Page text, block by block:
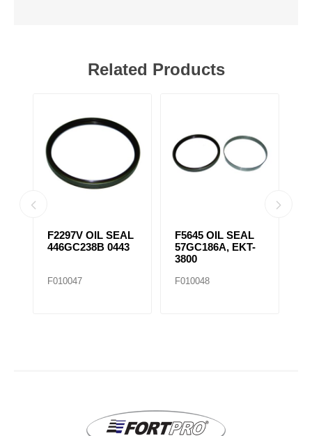
Related Products
F2297V OIL SEAL
446GC238B 0443
F010047
F5645 OIL SEAL
57GC186A, EKT-
3800
F010048